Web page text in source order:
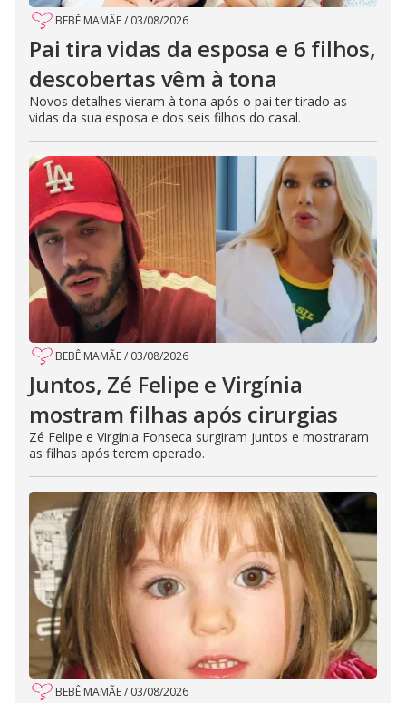
BEBÊ MAMÃE/ 03/08/2026
Pai tira vidas da esposa e 6 filhos,
descobertas vêm à tona
Novos detalhes vieram à tona após o pai ter tirado as
vidas da sua esposa e dos seis filhos do casal.
BEBÊ MAMÃE/ 03/08/2026
Juntos, Zé Felipe e Virgínia
mostram filhas após cirurgias
Zé Felipe e Virgínia Fonseca surgiram juntos e mostraram
as filhas após terem operado.
BEBÊ MAMÃE/ 03/08/2026